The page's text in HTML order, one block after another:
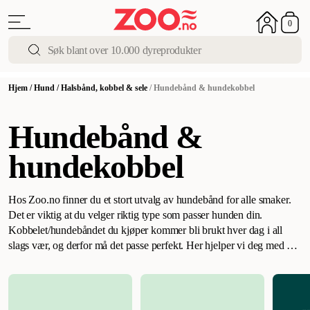
0
Hjem /Hund /Halsbånd, kobbel & sele /Hundebånd & hundekobbel
Hundebånd &
hundekobbel
Hos Zoo.no finner du et stort utvalg av hundebånd for alle smaker.
Det er viktig at du velger riktig type som passer hunden din.
Kobbelet/hundebåndet du kjøper kommer bli brukt hver dag i all
slags vær, og derfor må det passe perfekt. Her hjelper vi deg med å
er lurt å tenke på dette når du velger hundebånd, slik at du blir